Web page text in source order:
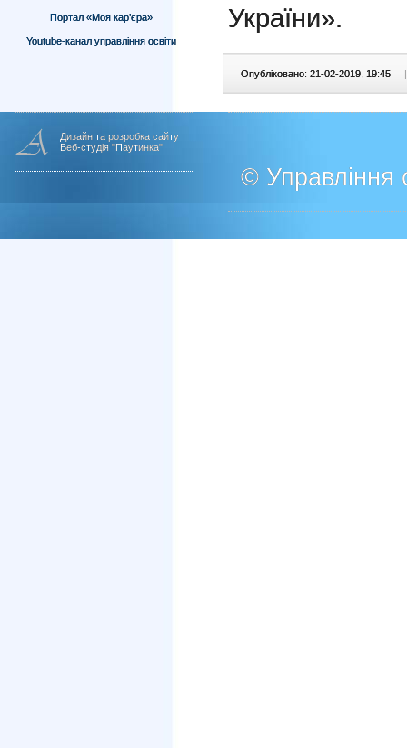
Портал «Моя кар’єра»
Youtube-канал управління освіти
України».
Опубліковано: 21-02-2019, 19:45 |
Дизайн та розробка сайту
Веб-студія "Паутинка"
© Управління